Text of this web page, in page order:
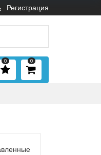
Регистрация
0
0